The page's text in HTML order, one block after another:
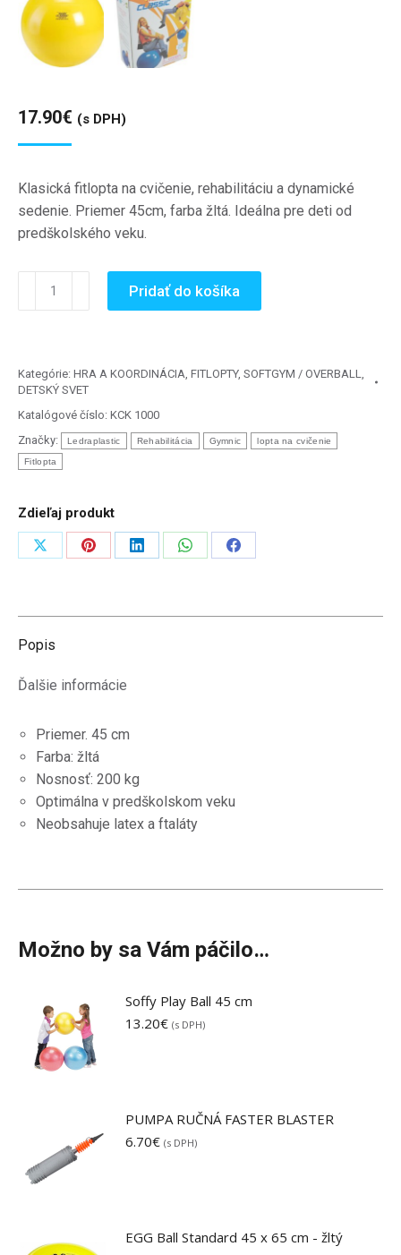
17.90€ (s DPH)
Klasická fitlopta na cvičenie, rehabilitáciu a dynamické
sedenie. Priemer 45cm, farba žltá. Ideálna pre deti od
predškolského veku.
množstvo
cm
-
žltá
(Ledraplastic
Italy)
Pridať do košíka
Kategórie: HRA A KOORDINÁCIA FITLOPTY, SOFTGYM / OVERBALL
DETSKÝ SVET
Katalógové číslo: KCK 1000
Značky:
Ledraplastic Rehabilitácia Gymnic lopta na cvičenie
Fitlopta
Zdieľaj produkt
ZdieľaťZdieľaťZdieľaťZdieľaťZdieľať
Popis
Ďalšie informácie
Priemer. 45 cm
Farba: žltá
Nosnosť: 200 kg
Optimálna v predškolskom veku
Neobsahuje latex a ftaláty
Možno by sa Vám páčilo…
Soffy Play Ball 45 cm
13.20€ (s DPH)
PUMPA RUČNÁ FASTER BLASTER
6.70€ (s DPH)
EGG Ball Standard 45 x 65 cm - žltý